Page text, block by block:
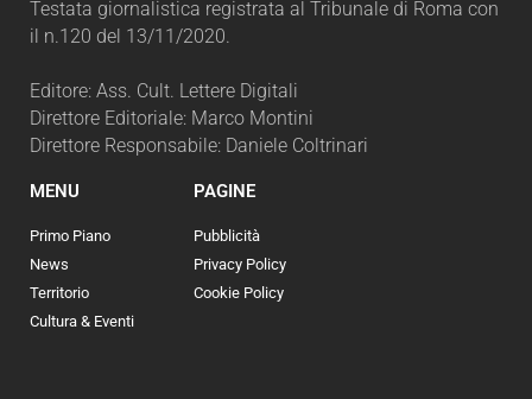
Testata giornalistica registrata al Tribunale di Roma con
il n.120 del 13/11/2020.
Editore: Ass. Cult. Lettere Digitali
Direttore Editoriale: Marco Montini
Direttore Responsabile: Daniele Coltrinari
MENU
Primo Piano
News
Territorio
Cultura & Eventi
PAGINE
Pubblicità
Privacy Policy
Cookie Policy